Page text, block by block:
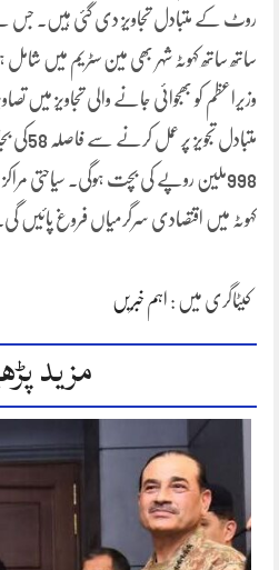
روٹ کے متبادل تجاویز دی گئی ہیں۔ جس
ساتھ ساتھ کہوٹہ شہر بھی مین سٹریم میں
وزیراعظم کو بھجوائی جانے والی تجاویز میں
998ملین روپے کی بچت ہوگی۔ سیاحتی
کہوٹہ میں اقتصادی سرگرمیاں فروغ پائیں گی۔
کیٹاگری میں : اہم خبریں
مزید